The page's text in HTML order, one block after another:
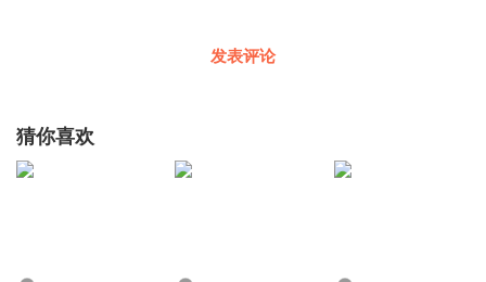
发表评论
猜你喜欢